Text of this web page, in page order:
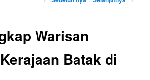
Warisan
Batak di